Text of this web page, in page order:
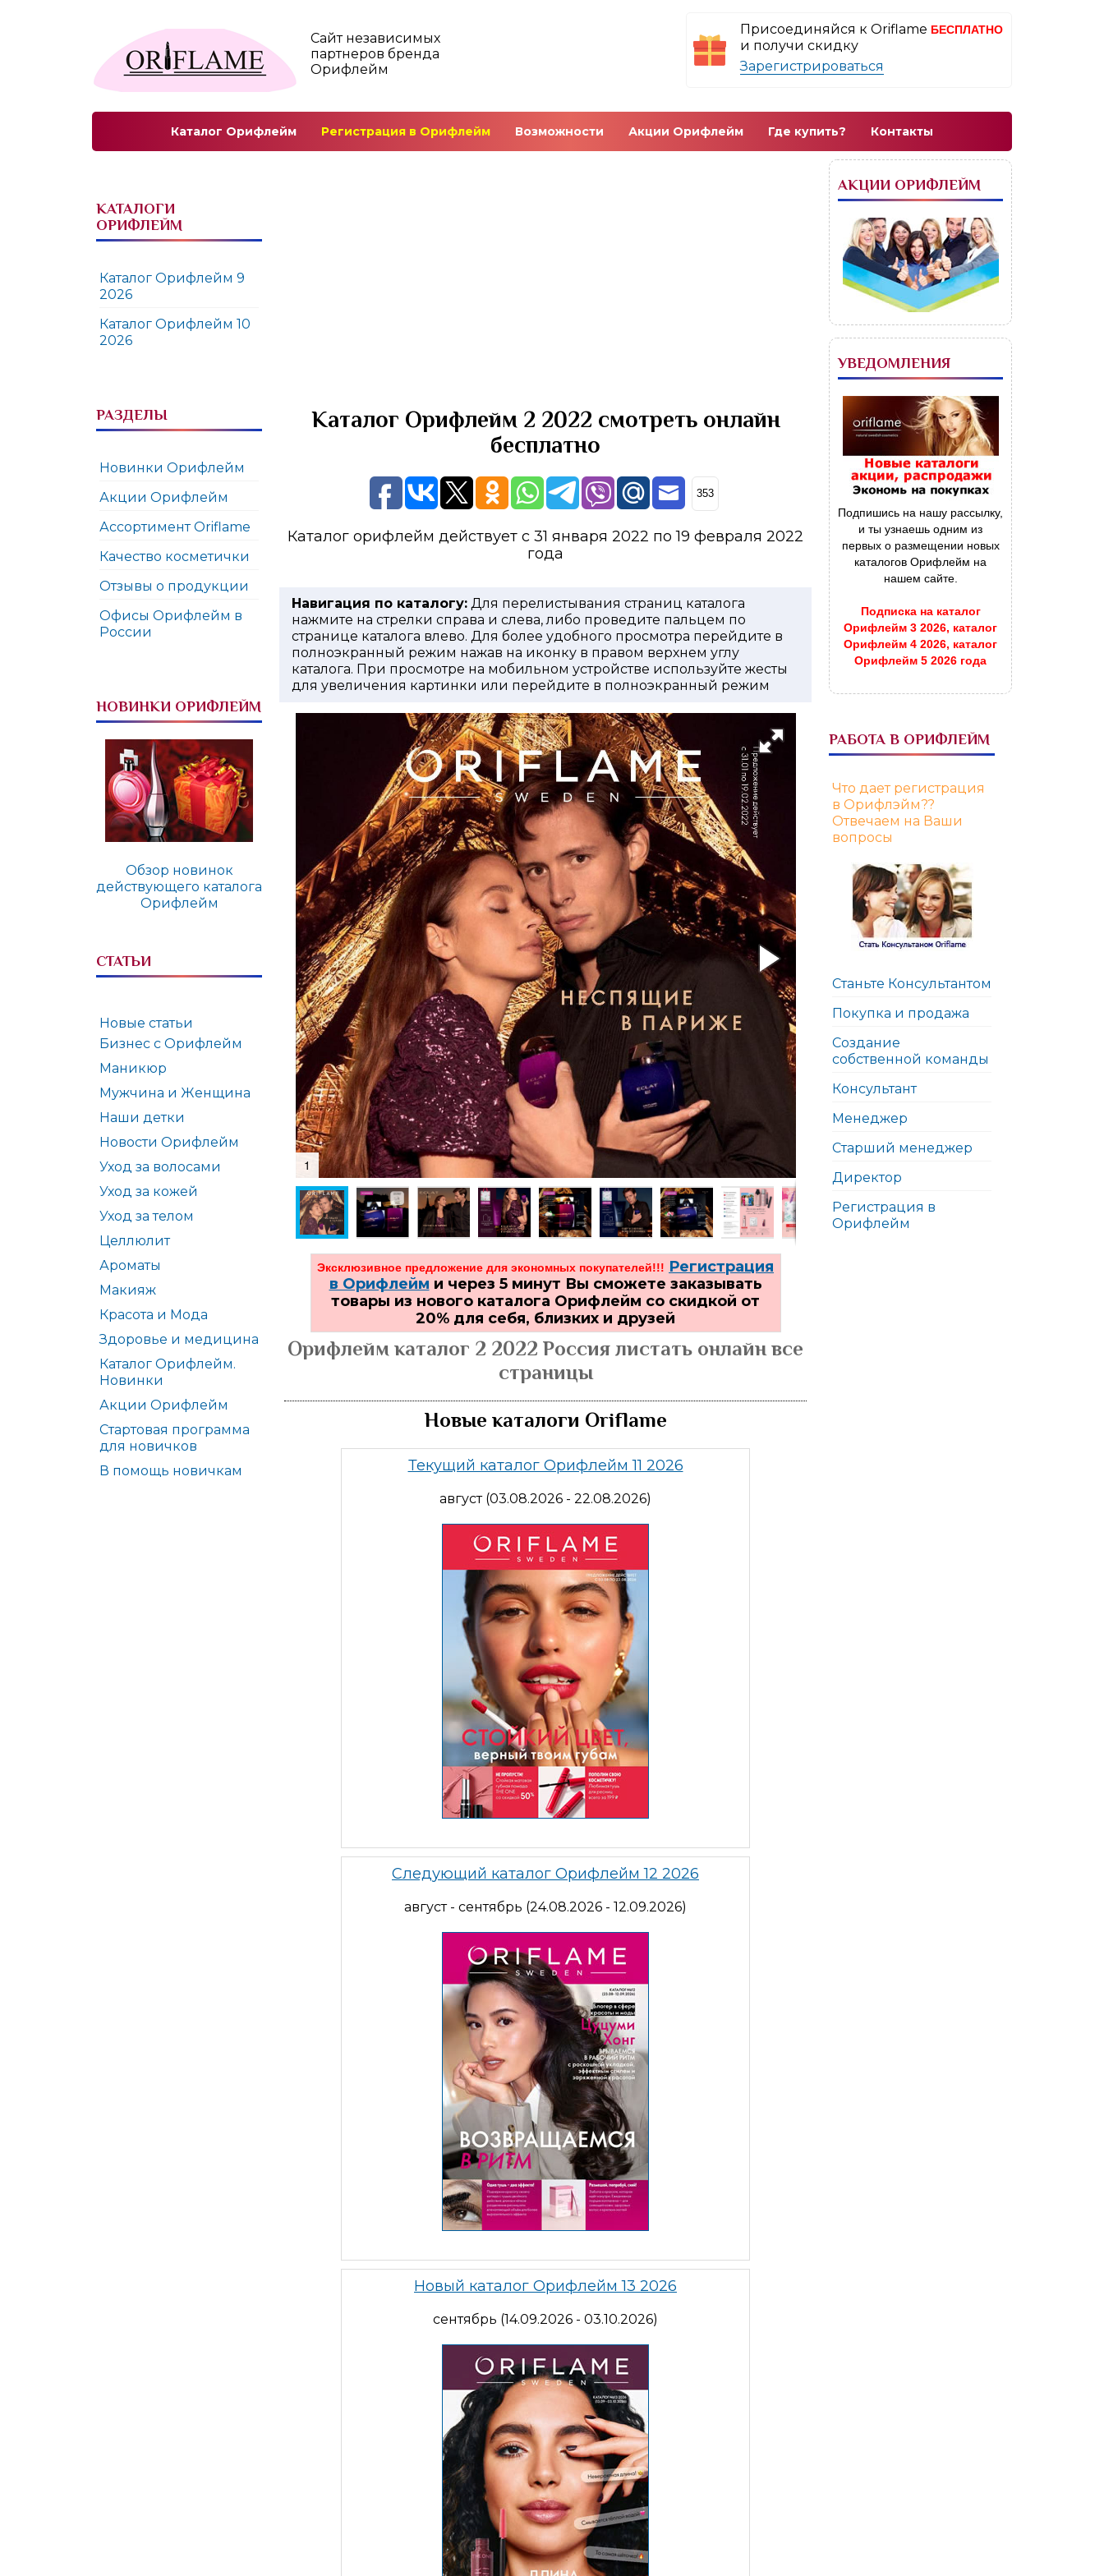
Сайт независимых
партнеров бренда
Орифлейм
Присоединяйся к Oriflame БЕСПЛАТНО
и получи скидку
Зарегистрироваться
Каталог Орифлейм Регистрация в Орифлейм Возможности Акции Орифлейм Где купить? Контакты
КАТАЛОГИ
ОРИФЛЕЙМ
Каталог Орифлейм 9
2026
Каталог Орифлейм 10
2026
РАЗДЕЛЫ
Новинки Орифлейм
Акции Орифлейм
Ассортимент Oriflame
Качество косметички
Отзывы о продукции
Офисы Орифлейм в
России
НОВИНКИ ОРИФЛЕЙМ
Обзор новинок
действующего каталога
Орифлейм
СТАТЬИ
Новые статьи
Бизнес с Орифлейм
Маникюр
Мужчина и Женщина
Наши детки
Новости Орифлейм
Уход за волосами
Уход за кожей
Уход за телом
Целлюлит
Ароматы
Макияж
Красота и Мода
Здоровье и медицина
Каталог Орифлейм.
Новинки
Акции Орифлейм
Стартовая программа
для новичков
В помощь новичкам
Каталог Орифлейм 2 2022 смотреть онлайн
бесплатно
353
Каталог орифлейм действует с 31 января 2022 по 19 февраля 2022
года
Навигация по каталогу: Для перелистывания страниц каталога
нажмите на стрелки справа и слева, либо проведите пальцем по
странице каталога влево. Для более удобного просмотра перейдите в
полноэкранный режим нажав на иконку в правом верхнем углу
каталога. При просмотре на мобильном устройстве используйте жесты
для увеличения картинки или перейдите в полноэкранный режим
1
Эксклюзивное предложение для экономных покупателей!!! Регистрация
в Орифлейм и через 5 минут Вы сможете заказывать
товары из нового каталога Орифлейм со скидкой от
20% для себя, близких и друзей
Орифлейм каталог 2 2022 Россия листать онлайн все
страницы
Новые каталоги Oriflame
Текущий каталог Орифлейм 11 2026
август (03.08.2026 - 22.08.2026)
Следующий каталог Орифлейм 12 2026
август - сентябрь (24.08.2026 - 12.09.2026)
Новый каталог Орифлейм 13 2026
сентябрь (14.09.2026 - 03.10.2026)
АКЦИИ ОРИФЛЕЙМ
УВЕДОМЛЕНИЯ
Подпишись на нашу рассылку,
и ты узнаешь одним из
первых о размещении новых
каталогов Орифлейм на
нашем сайте.
Подписка на каталог
Орифлейм 3 2026, каталог
Орифлейм 4 2026, каталог
Орифлейм 5 2026 года
РАБОТА В ОРИФЛЕЙМ
Что дает регистрация
в Орифлэйм??
Отвечаем на Ваши
вопросы
Станьте Консультантом
Покупка и продажа
Создание
собственной команды
Консультант
Менеджер
Старший менеджер
Директор
Регистрация в
Орифлейм